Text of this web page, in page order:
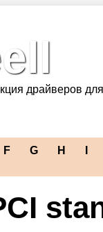
драйверов
F G H